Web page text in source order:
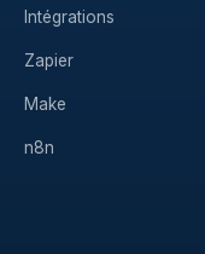
Intégrations
Zapier
Make
n8n